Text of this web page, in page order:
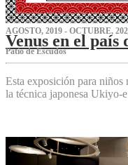
AGOSTO, 2019 - OCTUBRE,
Venus en el país
P‌atio de Escudos
Esta exposición para niños
la técnica japonesa